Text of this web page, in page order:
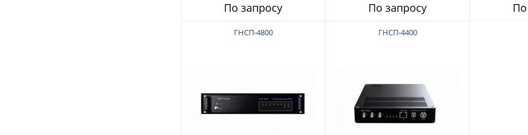
По запросу По запросу По
ГНСП-4800 ГНСП-4400